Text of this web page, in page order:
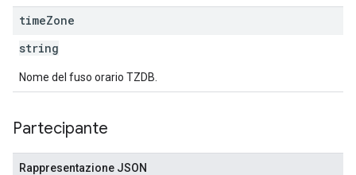
timeZone
string
Nome del fuso orario TZDB.
Partecipante
Rappresentazione JSON